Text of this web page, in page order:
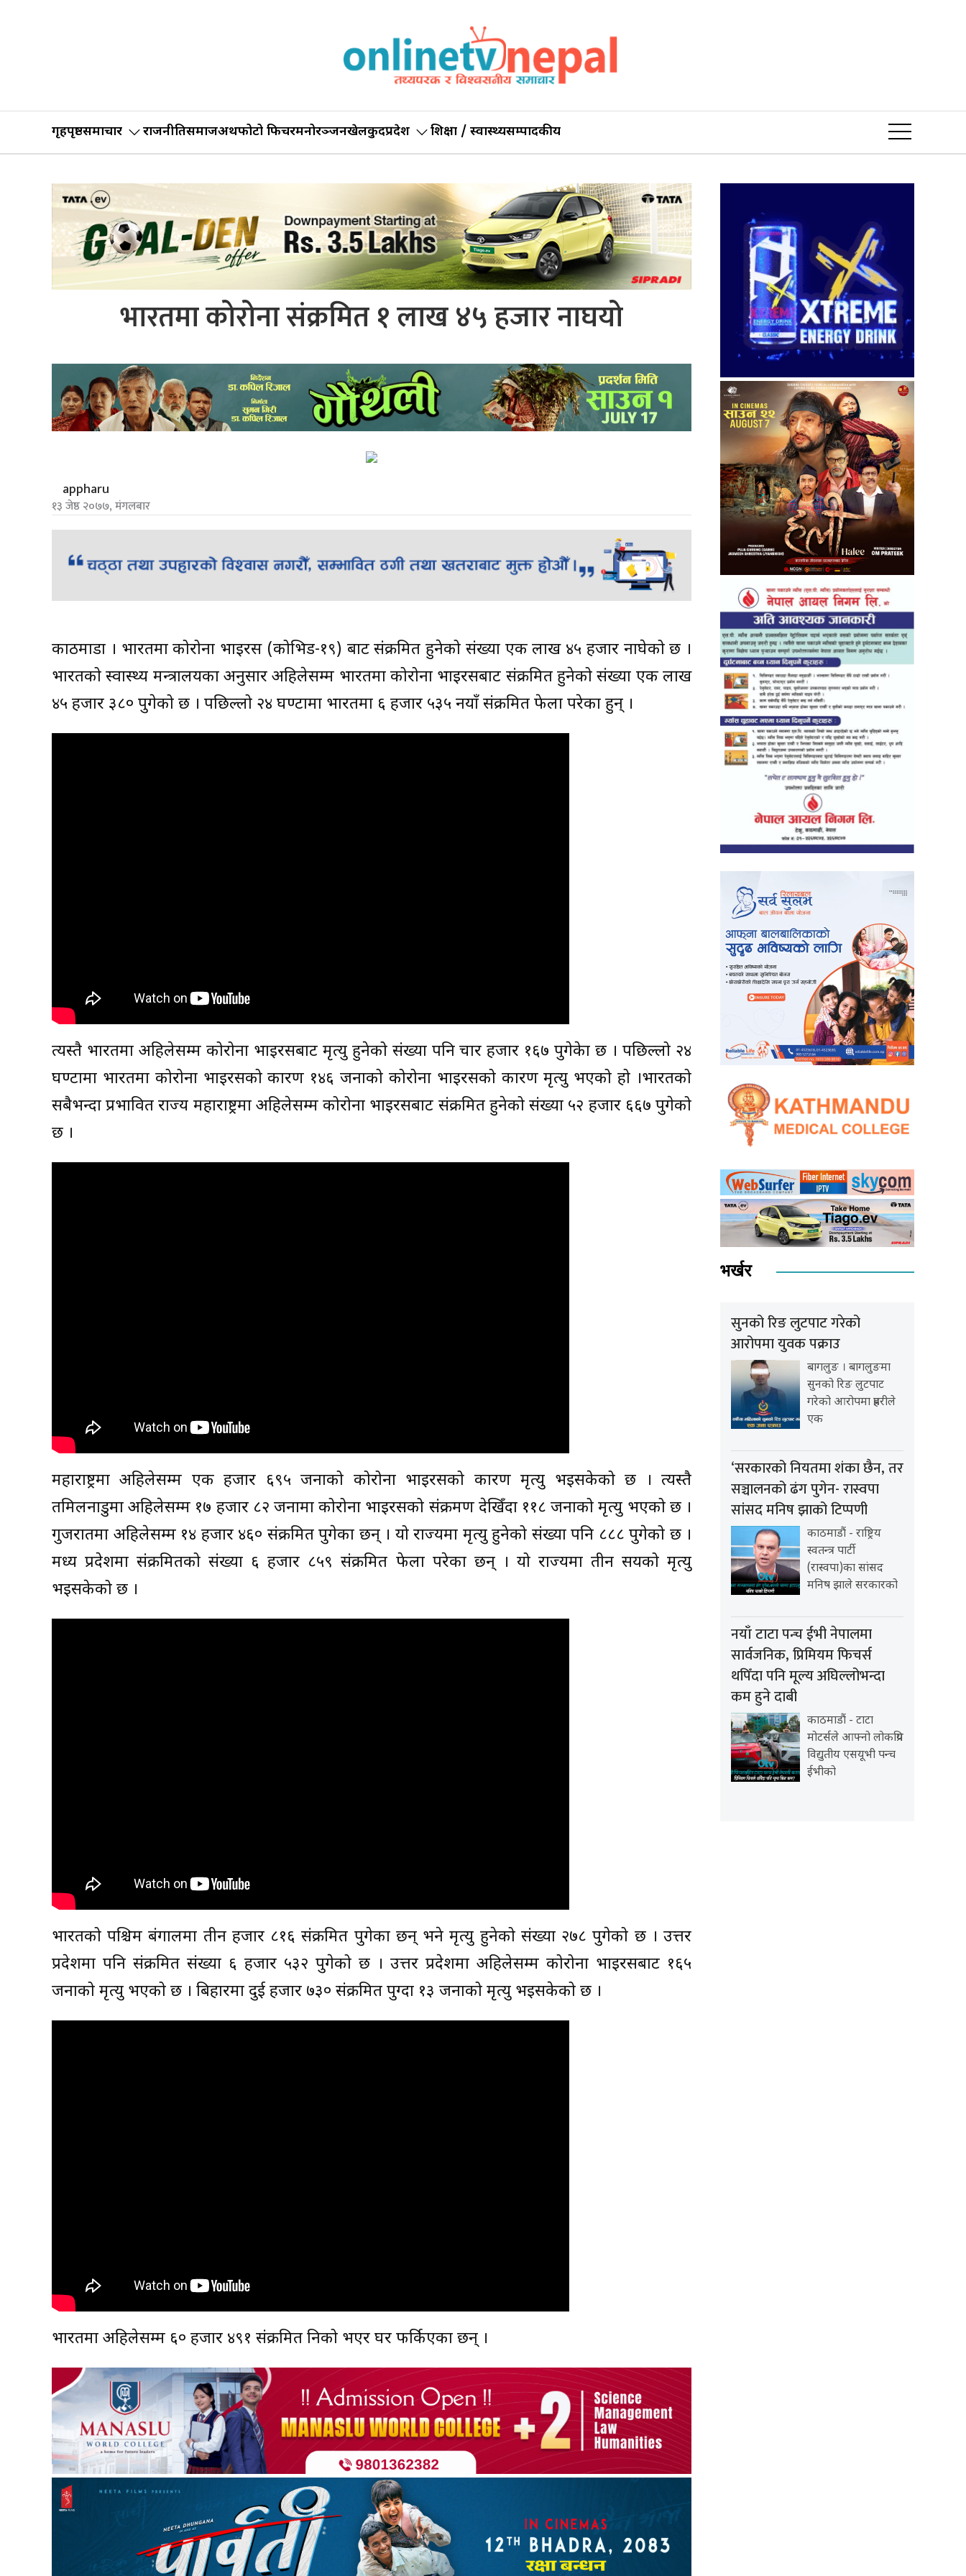
गृहपृष्ठसमाचार राजनीतिसमाजअर्थफोटो फिचरमनोरञ्जनखेलकुदप्रदेश शिक्षा / स्वास्थ्यसम्पादकीय
भारतमा कोरोना संक्रमित १ लाख ४५ हजार नाघयो
appharu
१३ जेष्ठ २०७७, मंगलबार
काठमाडौं । भारतमा कोरोना भाइरस (कोभिड-१९) बाट संक्रमित हुनेको संख्या एक लाख ४५ हजार नाघेको छ ।
भारतको स्वास्थ्य मन्त्रालयका अनुसार अहिलेसम्म भारतमा कोरोना भाइरसबाट संक्रमित हुनेको संख्या एक लाख
४५ हजार ३८० पुगेको छ । पछिल्लो २४ घण्टामा भारतमा ६ हजार ५३५ नयाँ संक्रमित फेला परेका हुन् ।
त्यस्तै भारतमा अहिलेसम्म कोरोना भाइरसबाट मृत्यु हुनेको संख्या पनि चार हजार १६७ पुगेकेा छ । पछिल्लो २४
घण्टामा भारतमा कोरोना भाइरसको कारण १४६ जनाको कोरोना भाइरसको कारण मृत्यु भएको हो ।भारतको
सबैभन्दा प्रभावित राज्य महाराष्ट्रमा अहिलेसम्म कोरोना भाइरसबाट संक्रमित हुनेको संख्या ५२ हजार ६६७ पुगेको
छ ।
महाराष्ट्रमा अहिलेसम्म एक हजार ६९५ जनाको कोरोना भाइरसको कारण मृत्यु भइसकेको छ । त्यस्तै
तमिलनाडुमा अहिलेसम्म १७ हजार ८२ जनामा कोरोना भाइरसको संक्रमण देखिँदा ११८ जनाको मृत्यु भएको छ ।
गुजरातमा अहिलेसम्म १४ हजार ४६० संक्रमित पुगेका छन् । यो राज्यमा मृत्यु हुनेको संख्या पनि ८८८ पुगेको छ ।
मध्य प्रदेशमा संक्रमितको संख्या ६ हजार ८५९ संक्रमित फेला परेका छन् । यो राज्यमा तीन सयको मृत्यु
भइसकेको छ ।
भारतको पश्चिम बंगालमा तीन हजार ८१६ संक्रमित पुगेका छन् भने मृत्यु हुनेको संख्या २७८ पुगेको छ । उत्तर
प्रदेशमा पनि संक्रमित संख्या ६ हजार ५३२ पुगेको छ । उत्तर प्रदेशमा अहिलेसम्म कोरोना भाइरसबाट १६५
जनाको मृत्यु भएको छ । बिहारमा दुई हजार ७३० संक्रमित पुग्दा १३ जनाको मृत्यु भइसकेको छ ।
भारतमा अहिलेसम्म ६० हजार ४९१ संक्रमित निको भएर घर फर्किएका छन् ।
भर्खर
सुनको रिङ लुटपाट गरेको
आरोपमा युवक पक्राउ
बागलुङ । बागलुङमा
सुनको रिङ लुटपाट
गरेको आरोपमा प्रहरीले
एक
‘सरकारको नियतमा शंका छैन, तर
सञ्चालनको ढंग पुगेन- रास्वपा
सांसद मनिष झाको टिप्पणी
काठमाडौं - राष्ट्रिय
स्वतन्त्र पार्टी
(रास्वपा)का सांसद
मनिष झाले सरकारको
नयाँ टाटा पन्च ईभी नेपालमा
सार्वजनिक, प्रिमियम फिचर्स
थपिँदा पनि मूल्य अघिल्लोभन्दा
कम हुने दाबी
काठमाडौं - टाटा
मोटर्सले आफ्नो लोकप्रिय
विद्युतीय एसयूभी पन्च
ईभीको